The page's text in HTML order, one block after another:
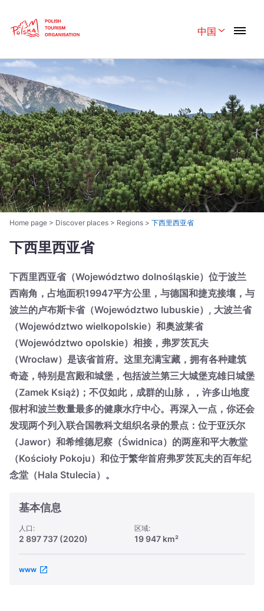
中国
Polski
Belgique
Česká 中国
Dansk Deutschland
Español Français
Italiano Magyar
Nederlands 日本語
Português
Україна
Zamknij
Home page > Discover places > Regions > 下西里西亚省
下西里西亚省
下西里西亚省（Województwo dolnośląskie）位于波兰
西南角，占地面积19947平方公里，与德国和捷克接壤，与
波兰的卢布斯卡省（Województwo lubuskie）, 大波兰省
（Województwo wielkopolskie）和奥波莱省
（Województwo opolskie）相接，弗罗茨瓦夫
（Wrocław）是该省首府。这里充满宝藏，拥有各种建筑
奇迹，特别是宫殿和城堡，包括波兰第三大城堡克雄日城堡
（Zamek Książ)；不仅如此，成群的山脉，，许多山地度
假村和波兰数量最多的健康水疗中心。再深入一点，你还会
发现两个列入联合国教科文组织名录的景点：位于亚沃尔
（Jawor）和希维德尼察（Świdnica）的两座和平大教堂
（Kościoły Pokoju）和位于繁华首府弗罗茨瓦夫的百年纪
念堂（Hala Stulecia）。
基本信息
人口:
2 897 737 (2020)
区域:
19 947 km²
www